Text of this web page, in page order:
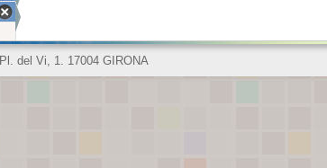
Pl. del Vi, 1. 17004 GIRONA